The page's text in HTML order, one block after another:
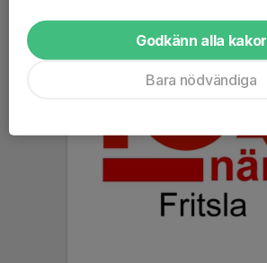
Godkänn alla kakor
Bara nödvändiga